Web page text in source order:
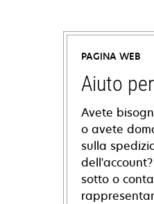
PAGINA WEB
Aiuto
Avete
o avete
sulla
sotto o